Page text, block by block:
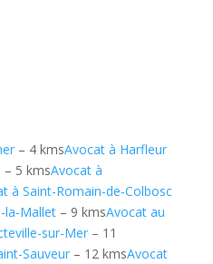
– 4 kmsAvocat à Harfleur
– 5 kmsAvocat à
à Saint-Romain-de-Colbosc
la-Mallet– 9 kmsAvocat au
sur-Mer– 11
Sauveur– 12 kmsAvocat